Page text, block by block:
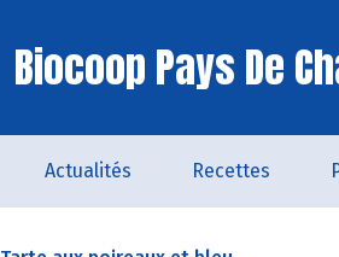
Biocoop Pays De
Actualités Recettes